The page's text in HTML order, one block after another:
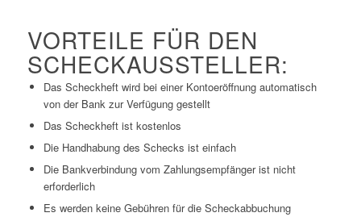
VORTEILE FÜR DEN
SCHECKAUSSTELLER:
Das Scheckheft wird bei einer Kontoeröffnung automatisch
von der Bank zur Verfügung gestellt
Das Scheckheft ist kostenlos
Die Handhabung des Schecks ist einfach
Die Bankverbindung vom Zahlungsempfänger ist nicht
erforderlich
Es werden keine Gebühren für die Scheckabbuchung